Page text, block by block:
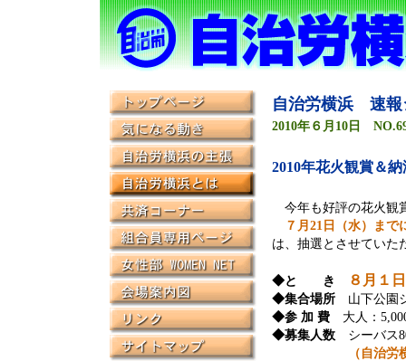
自治労横浜 速報
2010年６月10日
2010年花火観賞＆納
今年も好評の花火観
７月21日（水）まで
は、抽選とさせていた
◆と き ８月１
◆集合場所 山下公園
◆参 加 費 大人：
◆募集人数 シーバス
（自治